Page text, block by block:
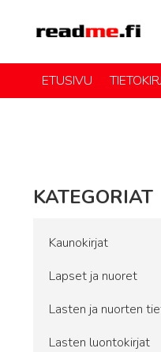
ETUSIVU
KATEGORIAT
Kaunokirjat
Lapset ja nuoret
Lasten ja nuorten
Lasten luontokirjat